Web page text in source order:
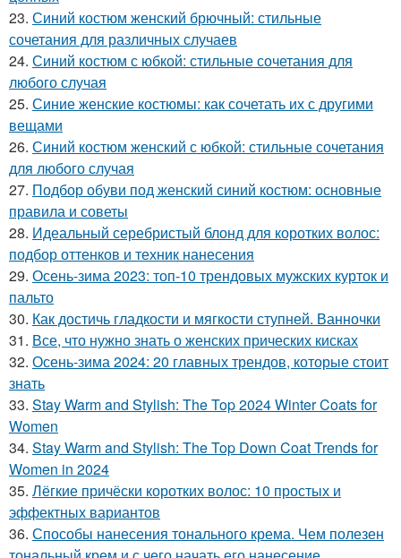
23. Синий костюм женский брючный: стильные
сочетания для различных случаев
24. Синий костюм с юбкой: стильные сочетания для
любого случая
25. Синие женские костюмы: как сочетать их с другими
вещами
26. Синий костюм женский с юбкой: стильные сочетания
для любого случая
27. Подбор обуви под женский синий костюм: основные
правила и советы
28. Идеальный серебристый блонд для коротких волос:
подбор оттенков и техник нанесения
29. Осень-зима 2023: топ-10 трендовых мужских курток и
пальто
30. Как достичь гладкости и мягкости ступней. Ванночки
31. Все, что нужно знать о женских прических кисках
32. Осень-зима 2024: 20 главных трендов, которые стоит
знать
33. Stay Warm and Stylish: The Top 2024 Winter Coats for
Women
34. Stay Warm and Stylish: The Top Down Coat Trends for
Women in 2024
35. Лёгкие причёски коротких волос: 10 простых и
эффектных вариантов
36. Способы нанесения тонального крема. Чем полезен